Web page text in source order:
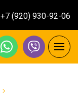
+7 (920) 930-92-06